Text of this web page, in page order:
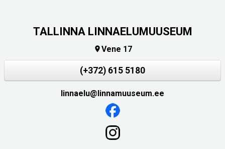
TALLINNA LINNAELUMUUSEUM
Vene 17
(+372) 615 5180
linnaelu@linnamuuseum.ee